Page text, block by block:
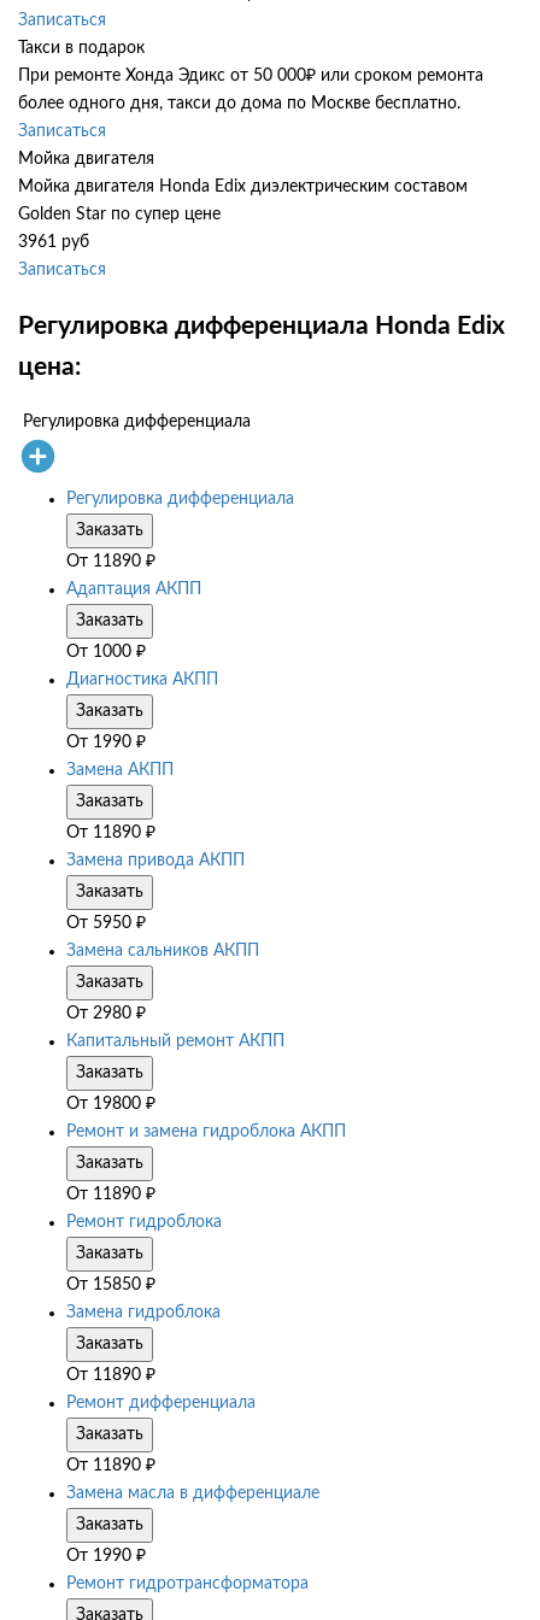
Записаться
Такси в подарок
При ремонте Хонда Эдикс от 50 000₽ или сроком ремонта
более одного дня, такси до дома по Москве бесплатно.
Записаться
Мойка двигателя
Мойка двигателя Honda Edix диэлектрическим составом
Golden Star по супер цене
3961 руб
Записаться
Регулировка дифференциала Honda Edix
цена:
Регулировка дифференциала
Регулировка дифференциала
Заказать
От 11890 ₽
Адаптация АКПП
Заказать
От 1000 ₽
Диагностика АКПП
Заказать
От 1990 ₽
Замена АКПП
Заказать
От 11890 ₽
Замена привода АКПП
Заказать
От 5950 ₽
Замена сальников АКПП
Заказать
От 2980 ₽
Капитальный ремонт АКПП
Заказать
От 19800 ₽
Ремонт и замена гидроблока АКПП
Заказать
От 11890 ₽
Ремонт гидроблока
Заказать
От 15850 ₽
Замена гидроблока
Заказать
От 11890 ₽
Ремонт дифференциала
Заказать
От 11890 ₽
Замена масла в дифференциале
Заказать
От 1990 ₽
Ремонт гидротрансформатора
Заказать